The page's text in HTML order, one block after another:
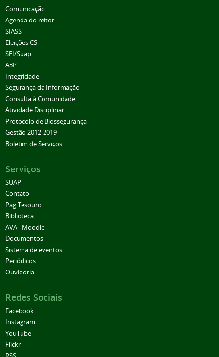
Comunicação
Agenda do reitor
SIASS
Eleições CS
SEI/Suap
A3P
Integridade
Segurança da Informação
Consulta à Comunidade
Atividade Disciplinar
Protocolo de Biossegurança
Gestão 2012-2019
Boletim de Serviços
Serviços
SUAP
Contato
Pag Tesouro
Biblioteca
AVA - Moodle
Documentos
Sistema de eventos
Periódicos
Ouvidoria
Redes Sociais
Facebook
Instagram
YouTube
Flickr